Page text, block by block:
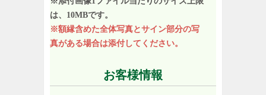
は、10MBです。
※額縁含めた全体写真とサイン部分の写
真がある場合は添付してください。
お客様情報